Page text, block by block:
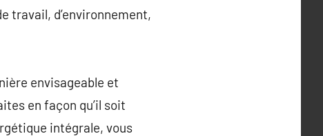
travail, d’environnement,
envisageable et
en façon qu’il soit
intégrale, vous